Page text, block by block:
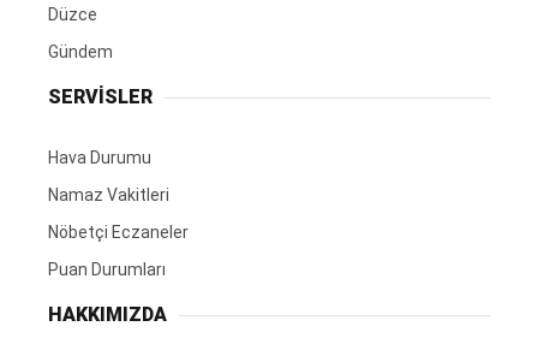
Düzce
Gündem
SERVİSLER
Hava Durumu
Namaz Vakitleri
Nöbetçi Eczaneler
Puan Durumları
HAKKIMIZDA